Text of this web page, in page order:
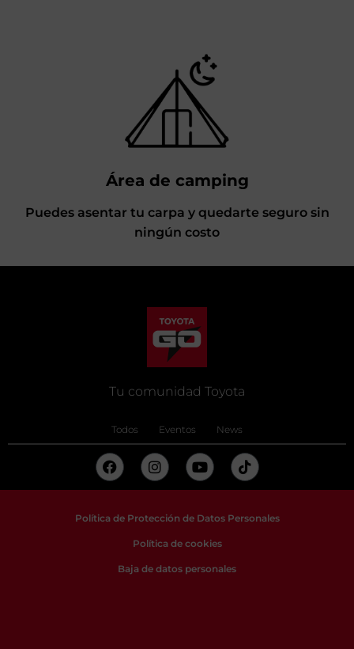
Área de camping
Puedes asentar tu carpa y quedarte seguro sin
ningún costo
Tu comunidad Toyota
Todos Eventos News
Política de Protección de Datos Personales
Política de cookies
Baja de datos personales